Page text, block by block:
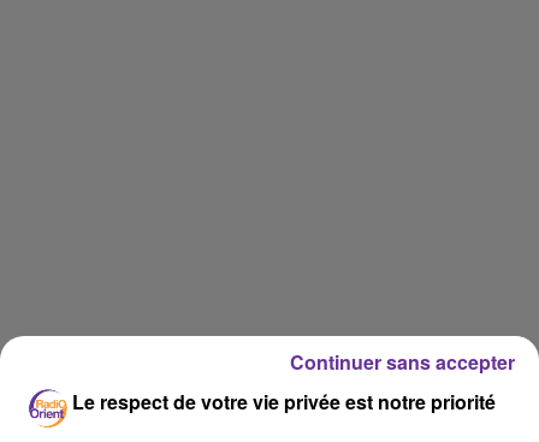
Le respect de votre vie privée est notre priorité
Continuer sans accepter